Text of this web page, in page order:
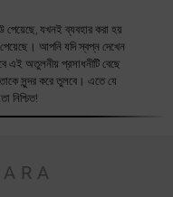
পেয়েছে, যখনই ব্যবহার করা হয়
আপনি যদি স্বপ্ন দেখেন
এই অতুলনীয় প্রসাধনীটি বেছে
সুন্দর করে তুলবে। এতে যে
নিশ্চিত!